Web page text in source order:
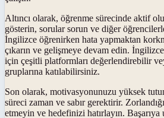
Altıncı olarak, öğrenme sürecinde aktif
gösterin, sorular sorun ve diğer
İngilizce öğrenirken hata yapmaktan
çıkarın ve gelişmeye devam edin.
için çeşitli platformları değerlendirebilir
gruplarına katılabilirsiniz.
Son olarak, motivasyonunuzu yüksek
süreci zaman ve sabır gerektirir.
etmeyin ve hedefinizi hatırlayın.